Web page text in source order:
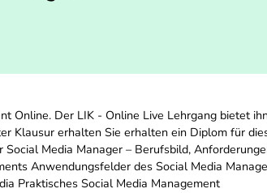
Online. Der LIK - Online Live Lehrgang bietet
Klausur erhalten Sie erhalten ein Diplom für
Media Manager – Berufsbild,
Anwendungsfelder des Social Media
Praktisches Social Media Management